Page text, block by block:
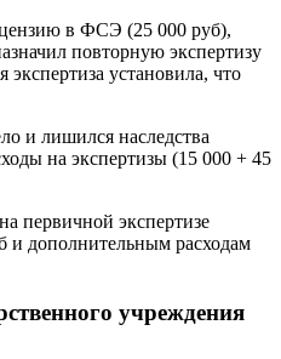
в ФСЭ (25 000 руб),
повторную экспертизу
установила, что
и лишился наследства
на экспертизы (15 000 + 45
первичной экспертизе
и дополнительным расходам
учреждения